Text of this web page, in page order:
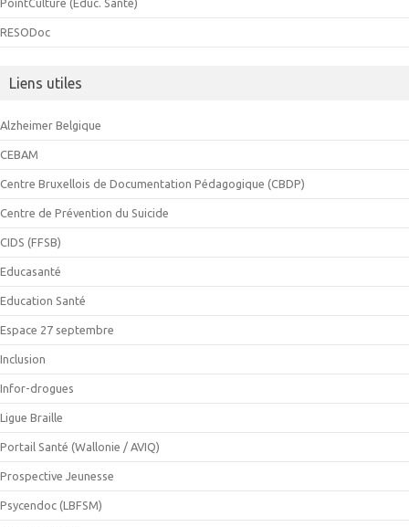
PointCulture (Educ. Santé)
RESODoc
Liens utiles
Alzheimer Belgique
CEBAM
Centre Bruxellois de Documentation Pédagogique (CBDP)
Centre de Prévention du Suicide
CIDS (FFSB)
Educasanté
Education Santé
Espace 27 septembre
Inclusion
Infor-drogues
Ligue Braille
Portail Santé (Wallonie / AVIQ)
Prospective Jeunesse
Psycendoc (LBFSM)